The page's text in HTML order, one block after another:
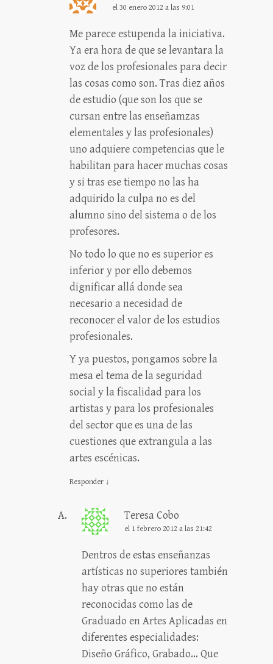
el 30 enero 2012 a las 9:01
Me parece estupenda la iniciativa.
Ya era hora de que se levantara la
voz de los profesionales para decir
las cosas como son. Tras diez años
de estudio (que son los que se
cursan entre las enseñamzas
elementales y las profesionales)
uno adquiere competencias que le
habilitan para hacer muchas cosas
y si tras ese tiempo no las ha
adquirido la culpa no es del
alumno sino del sistema o de los
profesores.
No todo lo que no es superior es
inferior y por ello debemos
dignificar allá donde sea
necesario a necesidad de
reconocer el valor de los estudios
profesionales.
Y ya puestos, pongamos sobre la
mesa el tema de la seguridad
social y la fiscalidad para los
artistas y para los profesionales
del sector que es una de las
cuestiones que extrangula a las
artes escénicas.
Responder ↓
Teresa Cobo
el 1 febrero 2012 a las 21:42
Dentros de estas enseñanzas
artísticas no superiores también
hay otras que no están
reconocidas como las de
Graduado en Artes Aplicadas en
diferentes especialidades:
Diseño Gráfico, Grabado… Que